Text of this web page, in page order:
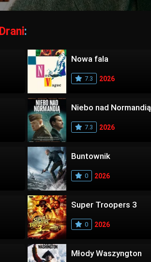
:
Nowa fala
7.3 2026
Niebo nad Normandią
7.3 2026
Buntownik
0 2026
Super Troopers 3
0 2026
Młody Waszyngton